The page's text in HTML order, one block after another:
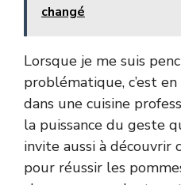
changé
Lorsque je me suis
problématique, c’est
dans une cuisine
la puissance du geste
invite aussi à découvrir
pour réussir les